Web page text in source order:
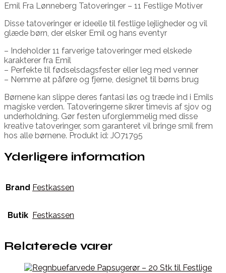
Emil Fra Lønneberg Tatoveringer – 11 Festlige Motiver
Disse tatoveringer er ideelle til festlige lejligheder og vil
glæde børn, der elsker Emil og hans eventyr
– Indeholder 11 farverige tatoveringer med elskede
karakterer fra Emil
– Perfekte til fødselsdagsfester eller leg med venner
– Nemme at påføre og fjerne, designet til børns brug
Børnene kan slippe deres fantasi løs og træde ind i Emils
magiske verden. Tatoveringerne sikrer timevis af sjov og
underholdning. Gør festen uforglemmelig med disse
kreative tatoveringer, som garanteret vil bringe smil frem
hos alle børnene. Produkt id: JO71795
Yderligere information
Brand Festkassen
Butik Festkassen
Relaterede varer